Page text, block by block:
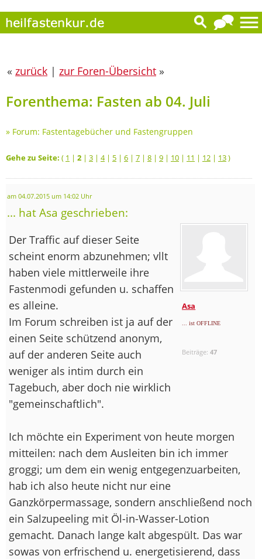
« zurück | zur Foren-Übersicht »
Forenthema: Fasten ab 04. Juli
» Forum: Fastentagebücher und Fastengruppen
Gehe zu Seite: ( 1 | 2 | 3 | 4| 5 | 6 | 7 | 8 | 9 | 10 | 11 | 12 | 13)
am 04.07.2015 um 14:02 Uhr
... hat Asa geschrieben:
Asa
... ist OFFLINE
Beiträge:47
Der Traffic auf dieser Seite
scheint enorm abzunehmen; vllt
haben viele mittlerweile ihre
Fastenmodi gefunden u. schaffen
es alleine.
Im Forum schreiben ist ja auf der
einen Seite schützend anonym,
auf der anderen Seite auch
weniger als intim durch ein
Tagebuch, aber doch nie wirklich
"gemeinschaftlich".
Ich möchte ein Experiment von heute morgen
mitteilen: nach dem Ausleiten bin ich immer
groggi; um dem ein wenig entgegenzuarbeiten,
hab ich also heute nicht nur eine
Ganzkörpermassage, sondern anschließend noch
ein Salzupeeling mit Öl-in-Wasser-Lotion
gemacht. Danach lange kalt abgespült. Das war
sowas von erfrischend u. energetisierend, dass